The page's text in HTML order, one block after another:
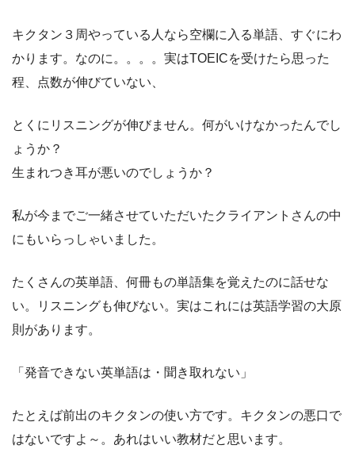
キクタン３周やっている人なら空欄に入る単語、すぐにわ
かります。なのに。。。。実はTOEICを受けたら思った
程、点数が伸びていない、
とくにリスニングが伸びません。何がいけなかったんでし
ょうか？
生まれつき耳が悪いのでしょうか？
私が今までご一緒させていただいたクライアントさんの中
にもいらっしゃいました。
たくさんの英単語、何冊もの単語集を覚えたのに話せな
い。リスニングも伸びない。実はこれには英語学習の大原
則があります。
「発音できない英単語は・聞き取れない」
たとえば前出のキクタンの使い方です。キクタンの悪口で
はないですよ～。あれはいい教材だと思います。